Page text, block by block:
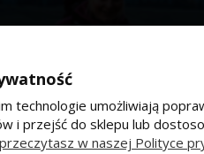
technologie umożliwiają
i przejść do sklepu lub
w naszej Polityce